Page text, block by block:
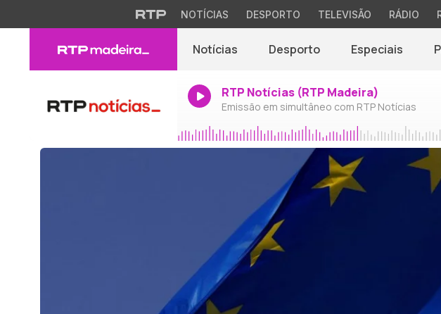
NOTÍCIAS DESPORTO TELEVISÃO RÁDIO
Notícias Desporto Especiais
RTP Notícias (RTP Madeira)
Emissão em simultâneo com RTP Notícias